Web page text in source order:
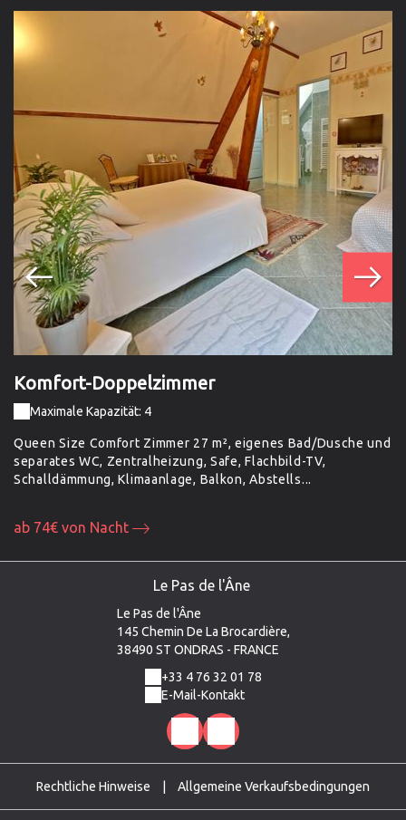
Komfort-Doppelzimmer
Maximale Kapazität: 4
Queen Size Comfort Zimmer 27 m², eigenes Bad/Dusche und
separates WC, Zentralheizung, Safe, Flachbild-TV,
Schalldämmung, Klimaanlage, Balkon, Abstells...
ab 74€ von Nacht
Le Pas de l'Âne
Le Pas de l'Âne
145 Chemin De La Brocardière,
38490 ST ONDRAS - FRANCE
+33 4 76 32 01 78
E-Mail-Kontakt
Rechtliche Hinweise Allgemeine Verkaufsbedingungen